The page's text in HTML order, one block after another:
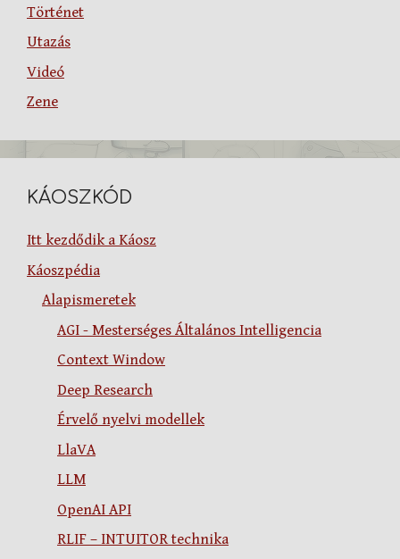
Történet
Utazás
Videó
Zene
KÁOSZKÓD
Itt kezdődik a Káosz
Káoszpédia
Alapismeretek
AGI - Mesterséges Általános Intelligencia
Context Window
Deep Research
Érvelő nyelvi modellek
LlaVA
LLM
OpenAI API
RLIF – INTUITOR technika